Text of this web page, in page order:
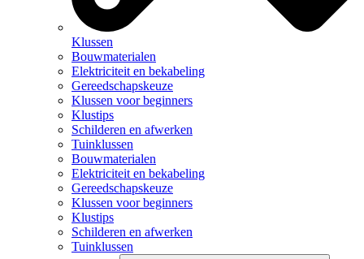
Klussen
Bouwmaterialen
Elektriciteit en bekabeling
Gereedschapskeuze
Klussen voor beginners
Klustips
Schilderen en afwerken
Tuinklussen
Bouwmaterialen
Elektriciteit en bekabeling
Gereedschapskeuze
Klussen voor beginners
Klustips
Schilderen en afwerken
Tuinklussen